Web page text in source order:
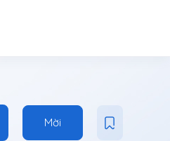
Mời